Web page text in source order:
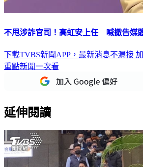
不甩涉詐官司！高虹安上任 喊撤告媒
下載TVBS新聞APP，最新消息不漏接
重點新聞一次看
延伸閱讀